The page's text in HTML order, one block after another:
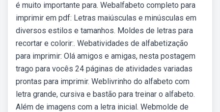
é muito importante para. Webalfabeto completo para
imprimir em pdf: Letras maiúsculas e minúsculas em
diversos estilos e tamanhos. Moldes de letras para
recortar e colorir:. Webatividades de alfabetização
para imprimir: Olá amigos e amigas, nesta postagem
trago para vocês 24 páginas de atividades variadas
prontas para imprimir. Weblivrinho do alfabeto com
letra grande, cursiva e bastão para treinar o alfabeto.
Além de imagens com a letra inicial. Webmolde de